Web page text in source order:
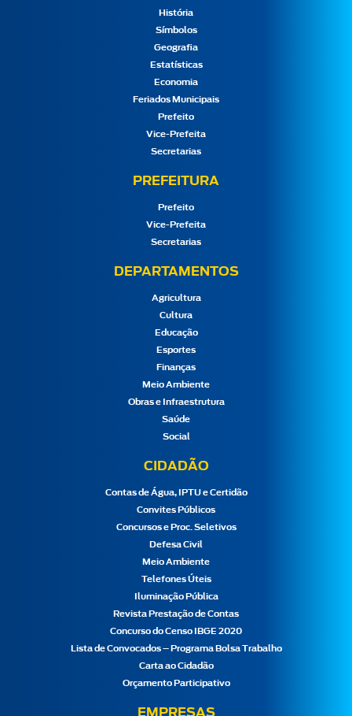
História
Símbolos
Geografia
Estatísticas
Economia
Feriados Municipais
Prefeito
Vice-Prefeita
Secretarias
PREFEITURA
Prefeito
Vice-Prefeita
Secretarias
DEPARTAMENTOS
Agricultura
Cultura
Educação
Esportes
Finanças
Meio Ambiente
Obras e Infraestrutura
Saúde
Social
CIDADÃO
Contas de Água, IPTU e Certidão
Convites Públicos
Concursos e Proc. Seletivos
Defesa Civil
Meio Ambiente
Telefones Úteis
Iluminação Pública
Revista Prestação de Contas
Concurso do Censo IBGE 2020
Lista de Convocados – Programa Bolsa Trabalho
Carta ao Cidadão
Orçamento Participativo
EMPRESAS